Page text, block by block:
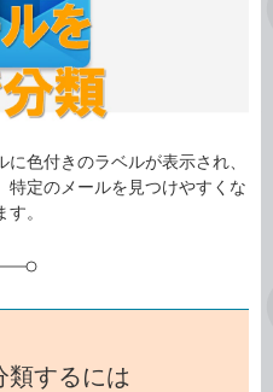
色付きのラベルが表示され、
特定のメールを見つけやすくな
。
類するには